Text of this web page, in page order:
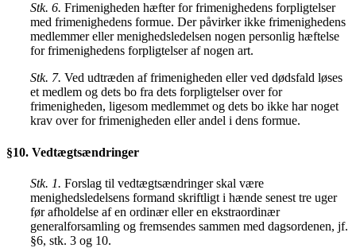
Stk. 6. Frimenigheden hæfter for frimenighedens forpligtelser
med frimenighedens formue. Der påvirker ikke frimenighedens
medlemmer eller menighedsledelsen nogen personlig hæftelse
for frimenighedens forpligtelser af nogen art.
Stk. 7. Ved udtræden af frimenigheden eller ved dødsfald løses
et medlem og dets bo fra dets forpligtelser over for
frimenigheden, ligesom medlemmet og dets bo ikke har noget
krav over for frimenigheden eller andel i dens formue.
§10. Vedtægtsændringer
Stk. 1. Forslag til vedtægtsændringer skal være
menighedsledelsens formand skriftligt i hænde senest tre uger
før afholdelse af en ordinær eller en ekstraordinær
generalforsamling og fremsendes sammen med dagsordenen, jf.
§6, stk. 3 og 10.